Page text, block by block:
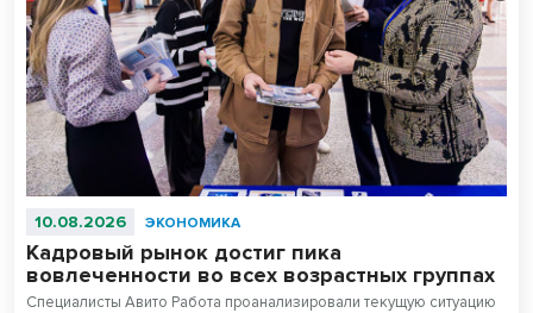
10.08.2026 ЭКОНОМИКА
Кадровый рынок достиг пика
вовлеченности во всех возрастных группах
Специалисты Авито Работа проанализировали текущую ситуацию